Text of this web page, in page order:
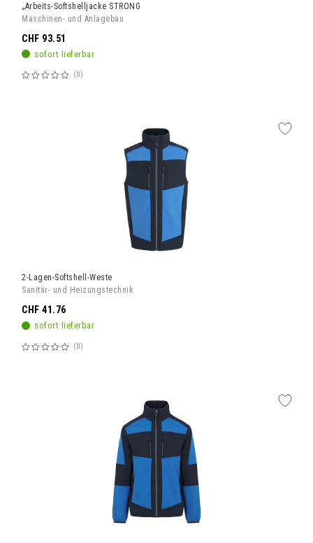
„Arbeits-Softshelljacke STRONG
Maschinen- und Anlagebau
sofort lieferbar
Bewertung:
0
CHF 93.51
2-Lagen-Softshell-Weste
Sanitär- und Heizungstechnik
sofort lieferbar
Bewertung:
0
CHF 41.76